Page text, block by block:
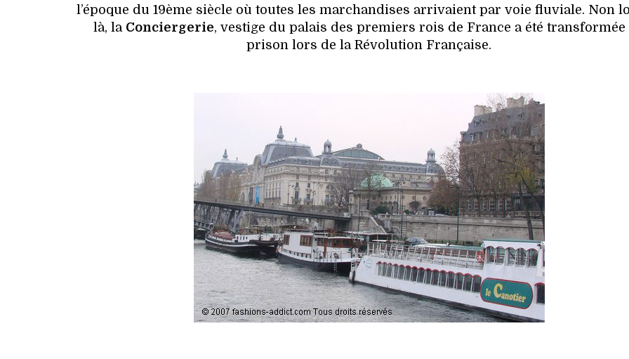
l’époque du 19ème siècle où toutes les marchandises arrivaient par voie fluviale. Non
là, la Conciergerie, vestige du palais des premiers rois de France a été transformée
prison lors de la Révolution Française.